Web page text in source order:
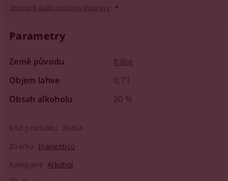
Zobrazit další způsoby dopravy
Parametry
Země původu
Itálie
Objem lahve
0,7 l
Obsah alkoholu
20 %
Kód produktu 20464
Značka Frangelico
Kategorie Alkohol